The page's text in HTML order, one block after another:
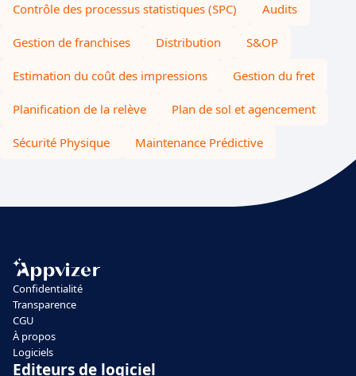
Contrôle des processus statistiques (SPC) Audits
Gestion de franchises Distribution S&OP
Estimation du coût des impressions Gestion du fret
Planification de la relève Plan de sol et agencement
Sécurité Physique Maintenance Prédictive
Confidentialité
Transparence
CGU
À propos
Logiciels
Editeurs de logiciel